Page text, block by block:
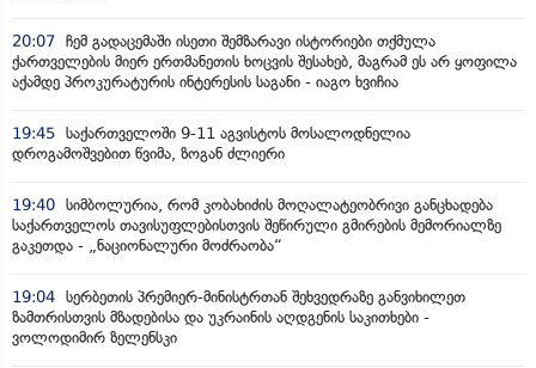
20:07 ჩემ გადაცემაში ისეთი შემზარავი ისტორიები თქმულა
ქართველების მიერ ერთმანეთის ხოცვის შესახებ, მაგრამ ეს არ ყოფილა
აქამდე პროკურატურის ინტერესის საგანი - იაგო ხვიჩია
19:45 საქართველოში 9-11 აგვისტოს მოსალოდნელია
დროგამოშვებით წვიმა, ზოგან ძლიერი
19:40 სიმბოლურია, რომ კობახიძის მოღალატეობრივი განცხადება
საქართველოს თავისუფლებისთვის შეწირული გმირების მემორიალზე
გაკეთდა - „ნაციონალური მოძრაობა“
19:04 სერბეთის პრემიერ-მინისტრთან შეხვედრაზე განვიხილეთ
ზამთრისთვის მზადებისა და უკრაინის აღდგენის საკითხები -
ვოლოდიმირ ზელენსკი